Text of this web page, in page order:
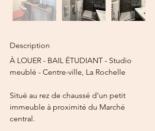
Description
À LOUER - BAIL ÉTUDIANT - Studio
meublé - Centre-ville, La Rochelle
Situé au rez de chaussé d'un petit
immeuble à proximité du Marché
central.